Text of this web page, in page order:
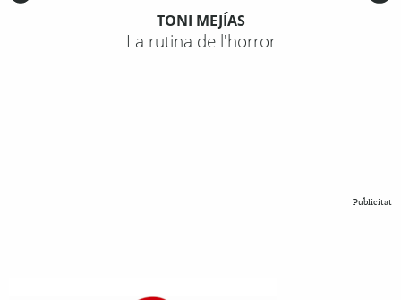
TONI MEJÍAS
La rutina de l'horror
Publicitat